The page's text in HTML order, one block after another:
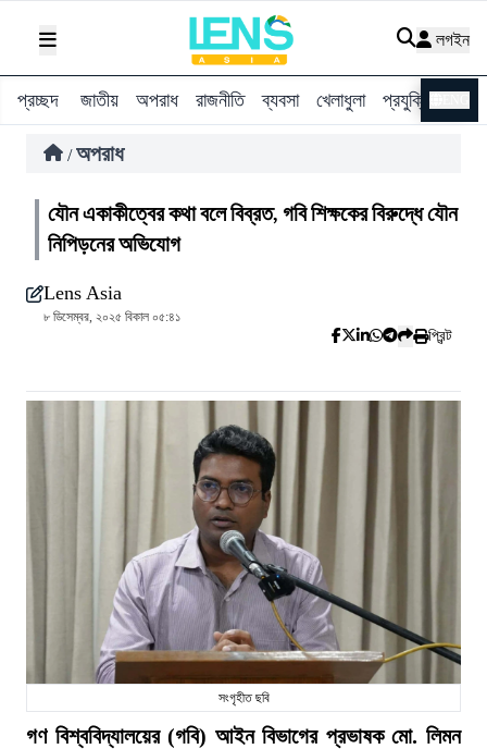
লগইন
প্রচ্ছদ জাতীয় অপরাধ রাজনীতি ব্যবসা খেলাধুলা প্রযুক্তি
/ অপরাধ
যৌন একাকীত্বের কথা বলে বিব্রত, গবি শিক্ষকের বিরুদ্ধে যৌন
নিপিড়নের অভিযোগ
Lens Asia
৮ ডিসেম্বর, ২০২৫ বিকাল ০৫:৪১
প্রিন্ট
সংগৃহীত ছবি
গণ বিশ্ববিদ্যালয়ের (গবি) আইন বিভাগের প্রভাষক মো. লিমন